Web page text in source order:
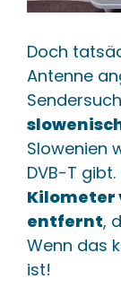
Doch
Antenne
Slowenien
DVB-T
Kilometer
entfernt,
Wenn das
ist!